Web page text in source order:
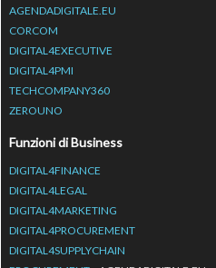
AGENDADIGITALE.EU
CORCOM
DIGITAL4EXECUTIVE
DIGITAL4PMI
TECHCOMPANY360
ZEROUNO
Funzioni di Business
DIGITAL4FINANCE
DIGITAL4LEGAL
DIGITAL4MARKETING
DIGITAL4PROCUREMENT
DIGITAL4SUPPLYCHAIN